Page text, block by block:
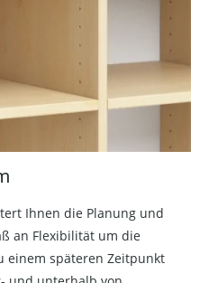
Ihnen die Planung und
an Flexibilität um die
einem späteren Zeitpunkt